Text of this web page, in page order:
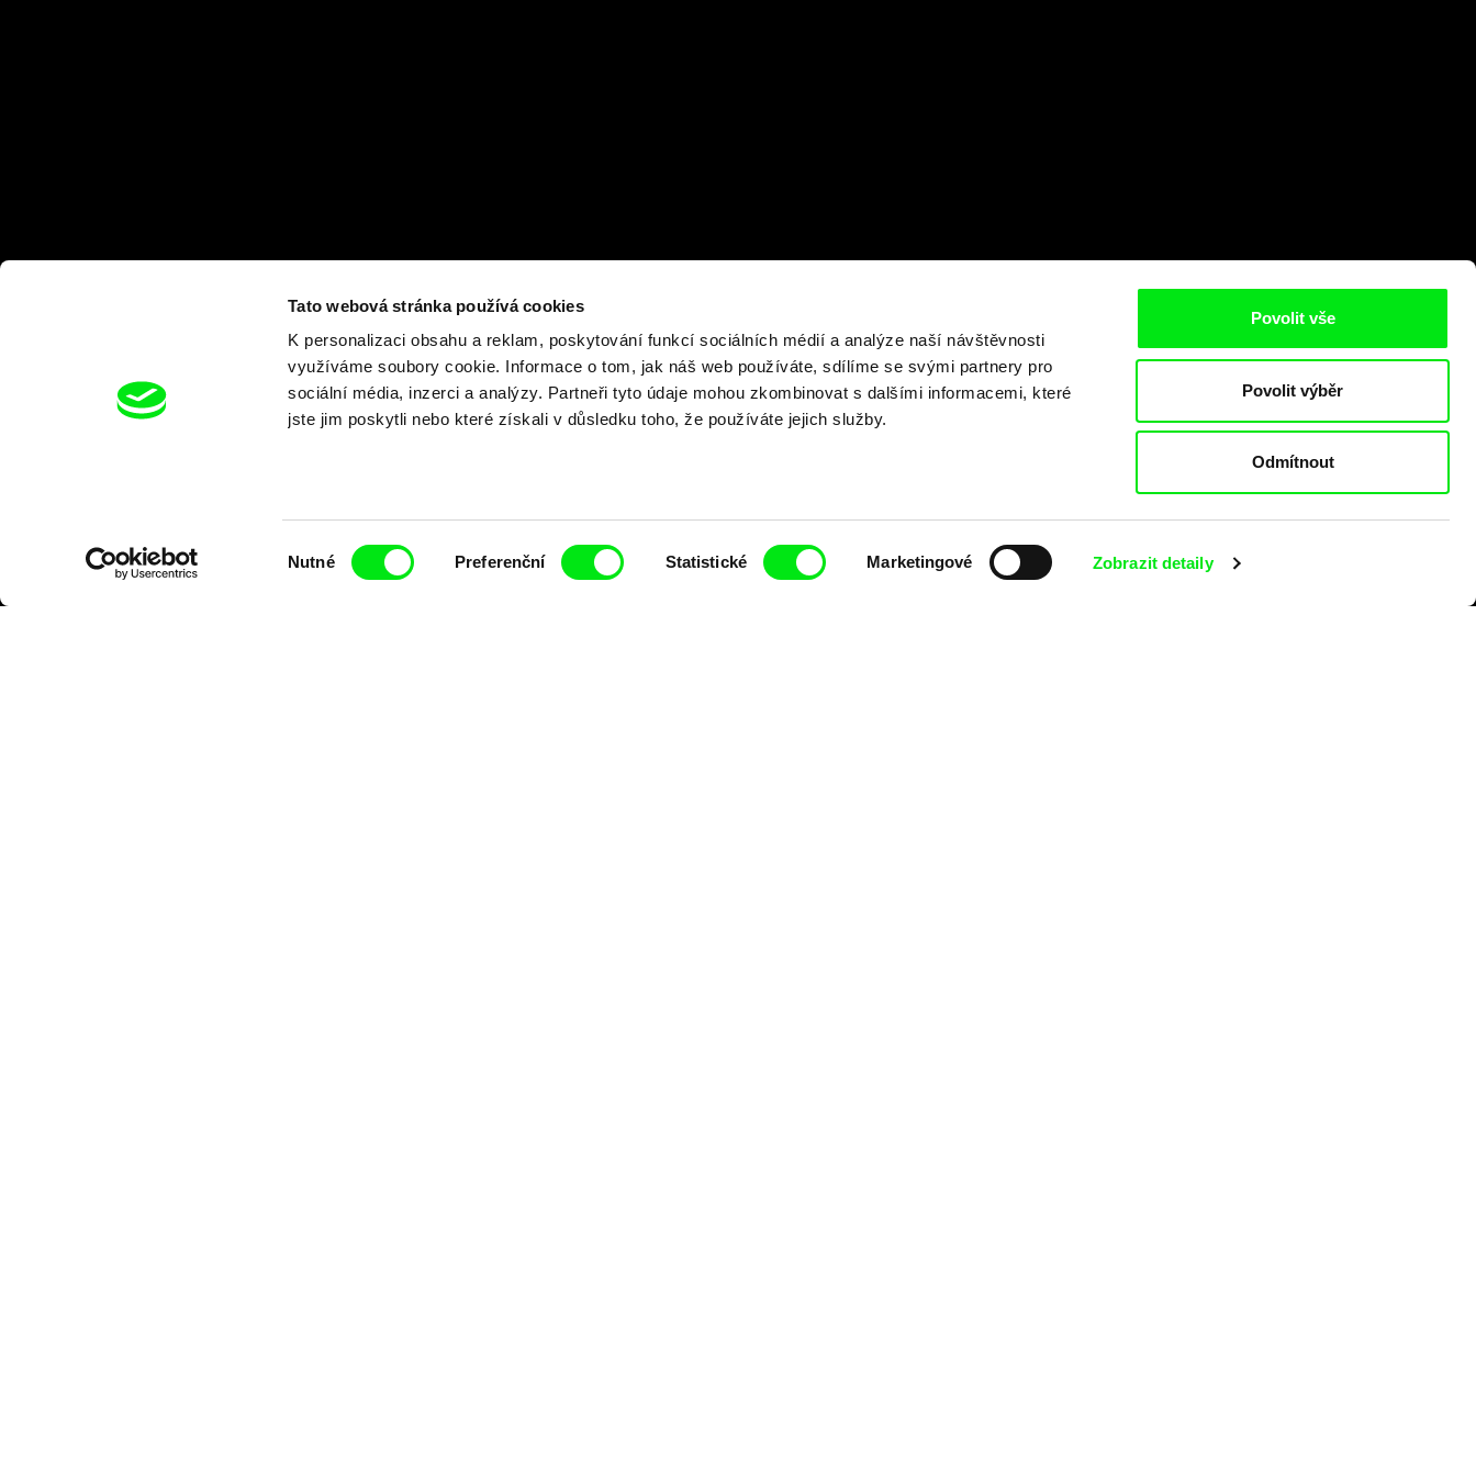
Tato webová stránka používá cookies
K personalizaci obsahu a reklam, poskytování funkcí sociálních médií a analýze naší návštěvnosti
využíváme soubory cookie. Informace o tom, jak náš web používáte, sdílíme se svými partnery pro
sociální média, inzerci a analýzy. Partneři tyto údaje mohou zkombinovat s dalšími informacemi, které
jste jim poskytli nebo které získali v důsledku toho, že používáte jejich služby.
Nutné Preferenční Statistické Marketingové Zobrazit detaily
Povolit vše
Povolit výběr
Odmítnout